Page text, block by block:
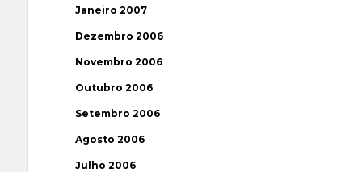
Janeiro 2007
Dezembro 2006
Novembro 2006
Outubro 2006
Setembro 2006
Agosto 2006
Julho 2006